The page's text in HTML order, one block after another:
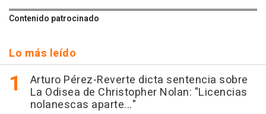
Contenido patrocinado
Lo más leído
Arturo Pérez-Reverte dicta sentencia sobre
La Odisea de Christopher Nolan: "Licencias
nolanescas aparte..."